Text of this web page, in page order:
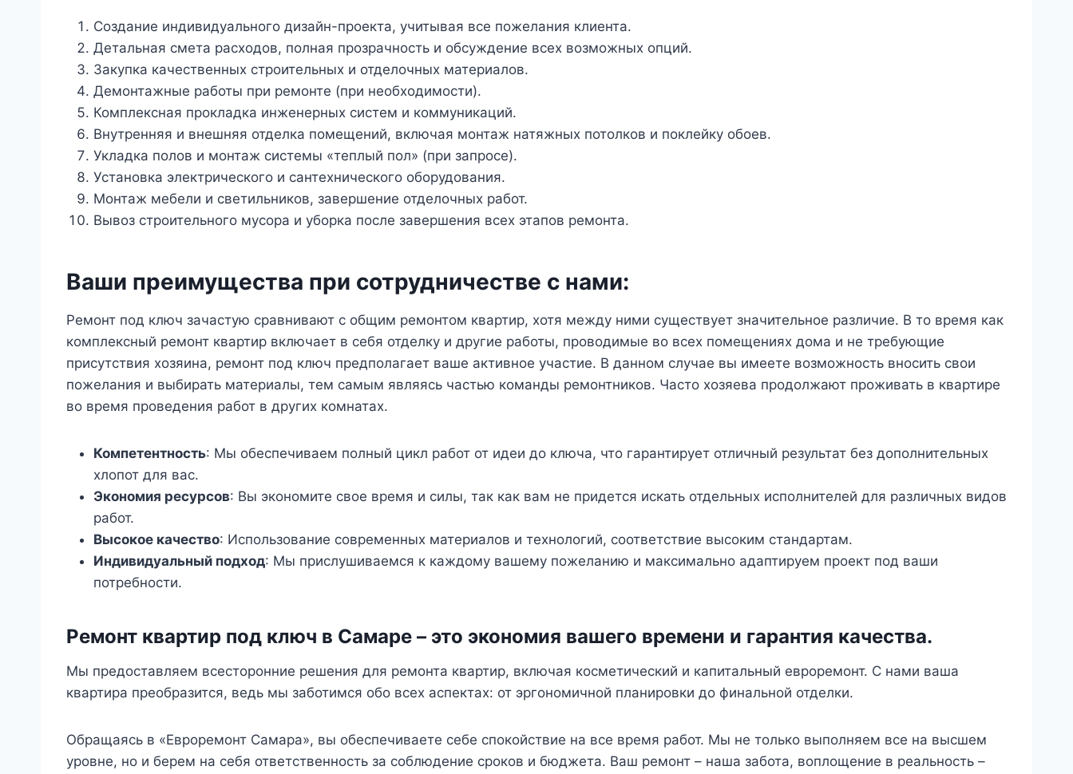
Создание индивидуального дизайн-проекта, учитывая все пожелания клиента.
Детальная смета расходов, полная прозрачность и обсуждение всех возможных опций.
Закупка качественных строительных и отделочных материалов.
Демонтажные работы при ремонте (при необходимости).
Комплексная прокладка инженерных систем и коммуникаций.
Внутренняя и внешняя отделка помещений, включая монтаж натяжных потолков и поклейку обоев.
Укладка полов и монтаж системы «теплый пол» (при запросе).
Установка электрического и сантехнического оборудования.
Монтаж мебели и светильников, завершение отделочных работ.
Вывоз строительного мусора и уборка после завершения всех этапов ремонта.
Ваши преимущества при сотрудничестве с нами:
Ремонт под ключ зачастую сравнивают с общим ремонтом квартир, хотя между ними существует значительное различие. В то время как
комплексный ремонт квартир включает в себя отделку и другие работы, проводимые во всех помещениях дома и не требующие
присутствия хозяина, ремонт под ключ предполагает ваше активное участие. В данном случае вы имеете возможность вносить свои
пожелания и выбирать материалы, тем самым являясь частью команды ремонтников. Часто хозяева продолжают проживать в квартире
во время проведения работ в других комнатах.
Компетентность: Мы обеспечиваем полный цикл работ от идеи до ключа, что гарантирует отличный результат без дополнительных
хлопот для вас.
Экономия ресурсов: Вы экономите свое время и силы, так как вам не придется искать отдельных исполнителей для различных видов
работ.
Высокое качество: Использование современных материалов и технологий, соответствие высоким стандартам.
Индивидуальный подход: Мы прислушиваемся к каждому вашему пожеланию и максимально адаптируем проект под ваши
потребности.
Ремонт квартир под ключ в Самаре – это экономия вашего времени и гарантия качества.
Мы предоставляем всесторонние решения для ремонта квартир, включая косметический и капитальный евроремонт. С нами ваша
квартира преобразится, ведь мы заботимся обо всех аспектах: от эргономичной планировки до финальной отделки.
Обращаясь в «Евроремонт Самара», вы обеспечиваете себе спокойствие на все время работ. Мы не только выполняем все на высшем
уровне, но и берем на себя ответственность за соблюдение сроков и бюджета. Ваш ремонт – наша забота, воплощение в реальность –